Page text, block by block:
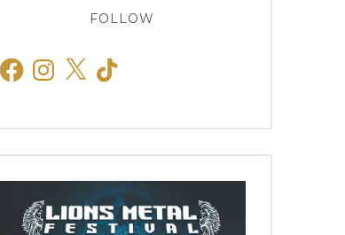
FOLLOW
FacebookInstagram
X TikTok